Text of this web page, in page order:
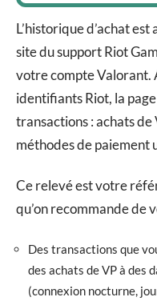
L’historique d’achat
site du support Riot
votre compte Valorant.
identifiants Riot, la
transactions : achats
méthodes de paiement
Ce relevé est votre
qu’on recommande de
Des transactions que
des achats de VP à des
(connexion nocturne,